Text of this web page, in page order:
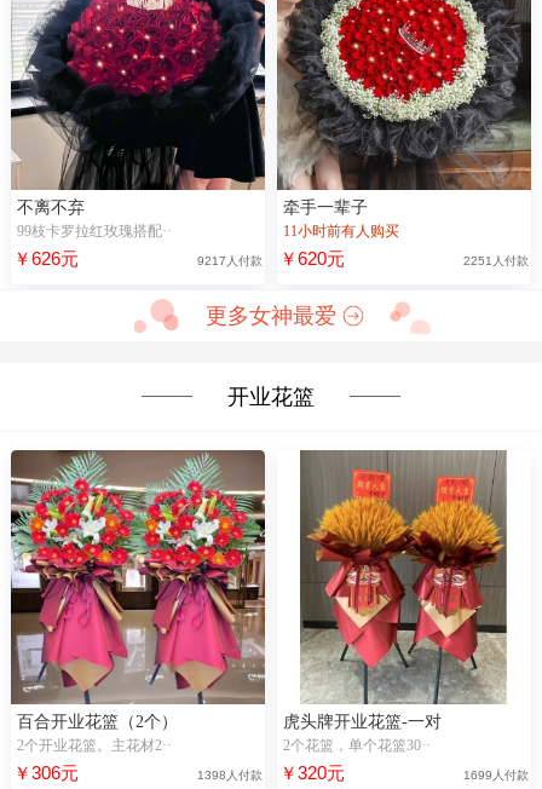
不离不弃
99枝卡罗拉红玫瑰搭配··
￥626元 9217人付款
牵手一辈子
11小时前有人购买
￥620元 2251人付款
更多女神最爱
开业花篮
百合开业花篮（2个）
2个开业花篮。主花材2··
￥306元 1398人付款
虎头牌开业花篮-一对
2个花篮，单个花篮30··
￥320元 1699人付款